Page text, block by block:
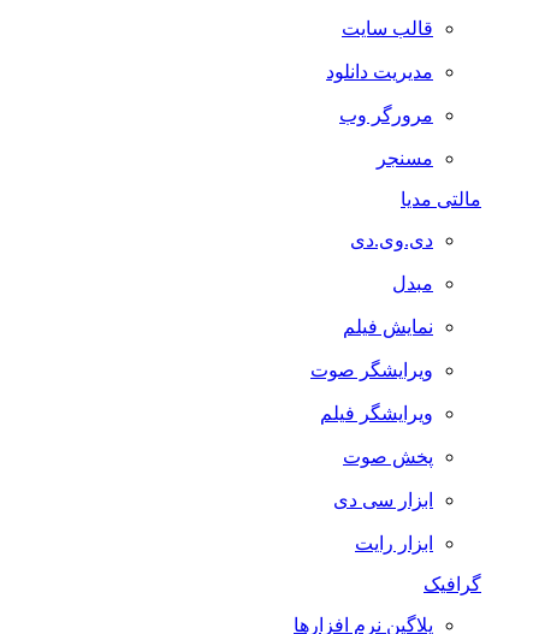
قالب سایت
مدیریت دانلود
مرورگر وب
مسنجر
مالتی مدیا
دی.وی.دی
مبدل
نمایش فیلم
ویرایشگر صوت
ویرایشگر فیلم
پخش صوت
ابزار سی دی
ابزار رایت
گرافیک
پلاگین نرم افزارها